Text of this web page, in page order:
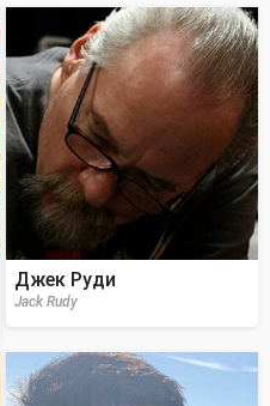
Джек Руди
Jack Rudy